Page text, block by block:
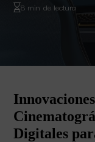
8 min de lectura
Digitales